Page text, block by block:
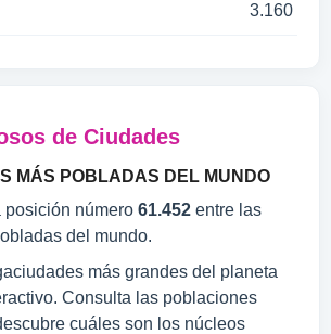
3.160
de Ciudades
MÁS POBLADAS DEL MUNDO
posición número 61.452 entre las
del mundo.
más grandes del planeta
Consulta las poblaciones
cuáles son los núcleos